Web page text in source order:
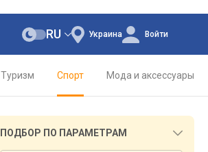
Украина
RU Войти
Туризм Спорт Мода и аксессуары
ПОДБОР ПО ПАРАМЕТРАМ